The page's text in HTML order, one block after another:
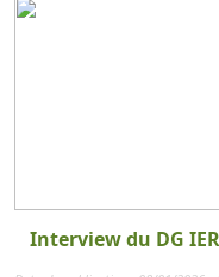
Interview du DG